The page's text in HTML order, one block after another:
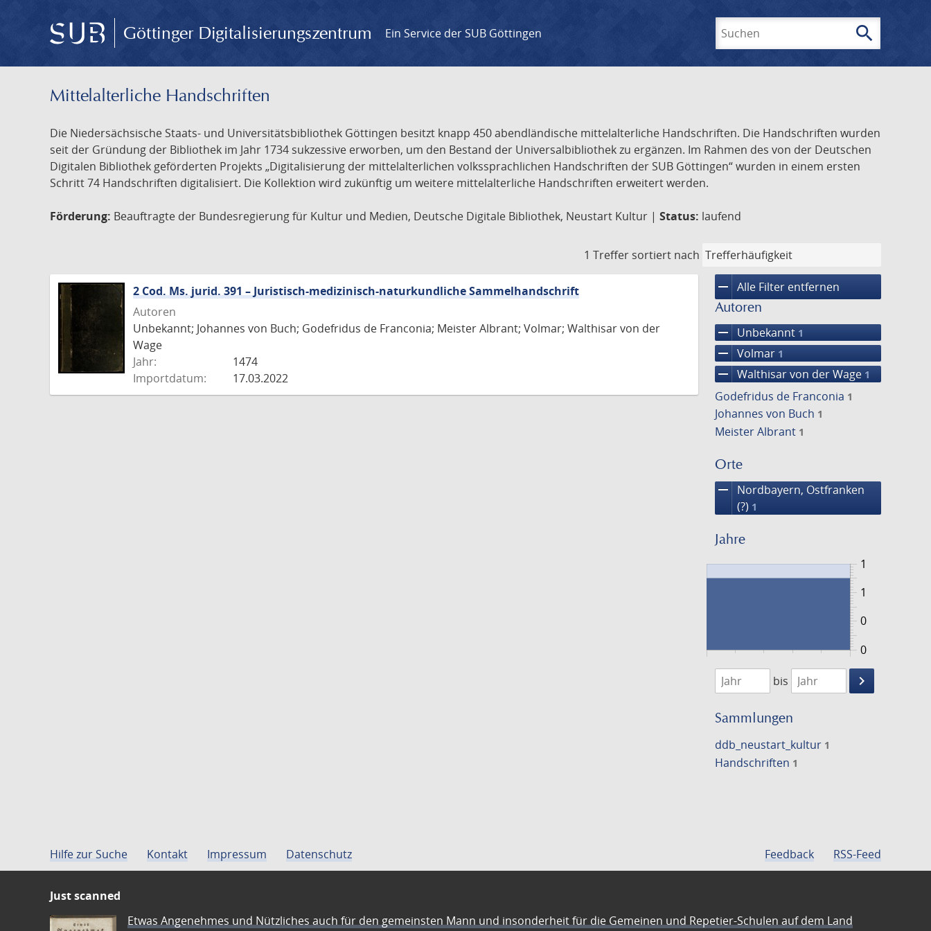
Göttinger Digitalisierungszentrum Ein Service der SUB Göttingen search
Mittelalterliche Handschriften
Die Niedersächsische Staats- und Universitätsbibliothek Göttingen besitzt knapp 450 abendländische mittelalterliche Handschriften. Die Handschriften wurden
seit der Gründung der Bibliothek im Jahr 1734 sukzessive erworben, um den Bestand der Universalbibliothek zu ergänzen. Im Rahmen des von der Deutschen
Digitalen Bibliothek geförderten Projekts „Digitalisierung der mittelalterlichen volkssprachlichen Handschriften der SUB Göttingen“ wurden in einem ersten
Schritt 74 Handschriften digitalisiert. Die Kollektion wird zukünftig um weitere mittelalterliche Handschriften erweitert werden.
Förderung: Beauftragte der Bundesregierung für Kultur und Medien, Deutsche Digitale Bibliothek, Neustart Kultur | Status: laufend
1 Treffer sortiert nach
remove Alle Filter entfernen
Autoren
remove Unbekannt 1
remove Volmar 1
remove Walthisar von der Wage 1
Godefridus de Franconia 1
Johannes von Buch 1
Meister Albrant 1
Orte
remove
Nordbayern, Ostfranken
(?) 1
Jahre
0
1
0
1
1474
1475
bis
keyboard_arrow_right
Suche
Sammlungen
ddb_neustart_kultur 1
Handschriften 1
2 Cod. Ms. jurid. 391 – Juristisch-medizinisch-naturkundliche Sammelhandschrift
Autoren
Unbekannt; Johannes von Buch; Godefridus de Franconia; Meister Albrant; Volmar; Walthisar von der
Wage
Jahr:
1474
Importdatum:
17.03.2022
Hilfe zur Suche Kontakt Impressum Datenschutz Feedback RSS-Feed
Just scanned
Etwas Angenehmes und Nützliches auch für den gemeinsten Mann und insonderheit für die Gemeinen und Repetier-Schulen auf dem Land